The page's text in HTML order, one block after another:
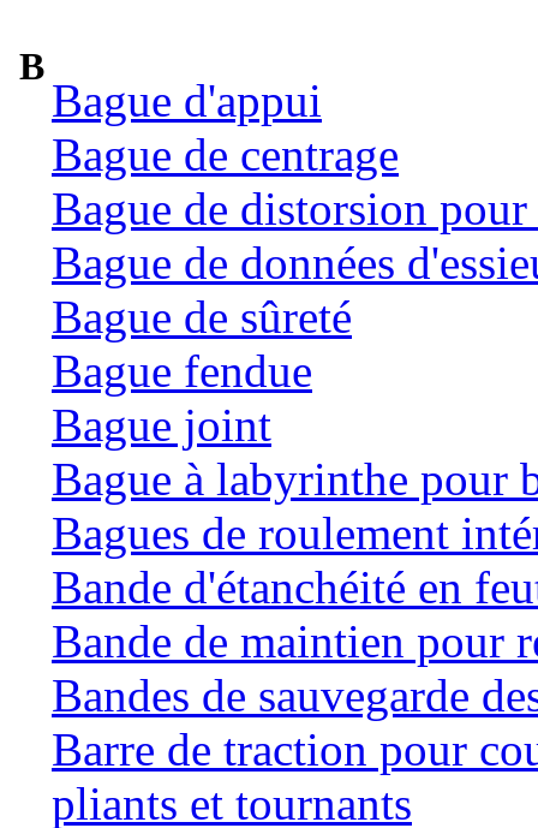
B
Bague d'appui
Bague de centrage
Bague de distorsion
Bague de données
Bague de sûreté
Bague fendue
Bague joint
Bague à labyrinthe pour
Bagues de roulement
Bande d'étanchéité en
Bande de maintien pour
Bandes de sauvegarde
Barre de traction pour
pliants et tournants